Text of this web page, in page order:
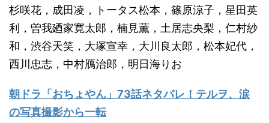
杉咲花，成田凌，トータス松本，篠原涼子，星田英
利，曽我廼家寛太郎，楠見薫，土居志央梨，仁村紗
和，渋谷天笑，大塚宣幸，大川良太郎，松本妃代，
西川忠志，中村鴈治郎，明日海りお
朝ドラ「おちょやん」73話ネタバレ！テルヲ、涙
の写真撮影から一転